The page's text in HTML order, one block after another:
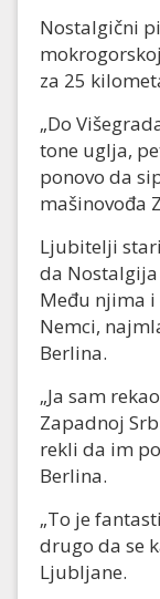
Nostalgični
za 25
„Do
tone uglja,
ponovo da
mašinovođa
Ljubitelji
da
Među njima i
Nemci,
Berlina.
„Ja sam
Zapadnoj
rekli da im
Berlina.
„To je
drugo da se
Ljubljane.